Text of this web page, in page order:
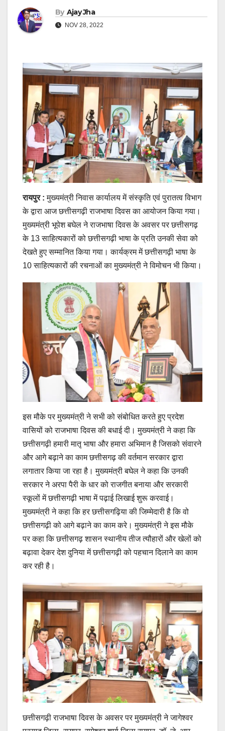
By Ajay Jha
NOV 28, 2022
रायपुर :मुख्यमंत्री निवास कार्यालय में संस्कृति एवं पुरातत्व विभाग
के द्वारा आज छत्तीसगढ़ी राजभाषा दिवस का आयोजन किया गया।
मुख्यमंत्री भूपेश बघेल ने राजभाषा दिवस के अवसर पर छत्तीसगढ़
के 13 साहित्यकारों को छत्तीसगढ़ी भाषा के प्रति उनकी सेवा को
देखते हुए सम्मानित किया गया। कार्यक्रम में छत्तीसगढ़ी भाषा के
10 साहित्यकारों की रचनाओं का मुख्यमंत्री ने विमोचन भी किया।
इस मौके पर मुख्यमंत्री ने सभी को संबोधित करते हुए प्रदेश
वासियों को राजभाषा दिवस की बधाई दी। मुख्यमंत्री ने कहा कि
छत्तीसगढ़ी हमारी मातृ भाषा और हमारा अभिमान है जिसको संवारने
और आगे बढ़ाने का काम छत्तीसगढ़ की वर्तमान सरकार द्वारा
लगातार किया जा रहा है। मुख्यमंत्री बघेल ने कहा कि उनकी
सरकार ने अरपा पैरी के धार को राजगीत बनाया और सरकारी
स्कूलों में छत्तीसगढ़ी भाषा में पढ़ाई लिखाई शुरू करवाई।
मुख्यमंत्री ने कहा कि हर छत्तीसगढ़िया की जिम्मेदारी है कि वो
छत्तीसगढ़ी को आगे बढ़ाने का काम करे। मुख्यमंत्री ने इस मौके
पर कहा कि छत्तीसगढ़ शासन स्थानीय तीज त्यौहारों और खेलों को
बढ़ावा देकर देश दुनिया में छत्तीसगढ़ी को पहचान दिलाने का काम
कर रही है।
छत्तीसगढ़ी राजभाषा दिवस के अवसर पर मुख्यमंत्री ने जागेश्वर